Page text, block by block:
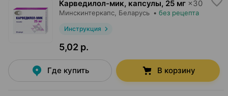
Карведилол-мик, капсулы, 25 мг ×30
Минскинтеркапс , Беларусь • без рецепта
Инструкция
5,02 р.
Где купить В корзину